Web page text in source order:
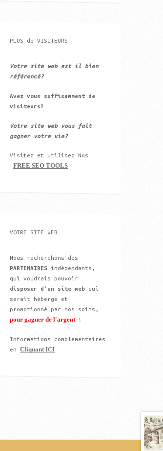
PLUS de VISITEURS
Votre site web est il bien
référencé?
Avez vous suffisamment de
visiteurs?
Votre site web vous fait
gagner votre vie?
Visitez et utilisez Nos
FREE SEO TOOLS
VOTRE SITE WEB
Nous recherchons des
PARTENAIRES indépendants,
qui voudrais pouvoir
disposer d'un site web qui
serait hébergé et
promotionné par nos soins,
pour gagner de l'argent !
Informations complémentaires
enCliquant ICI